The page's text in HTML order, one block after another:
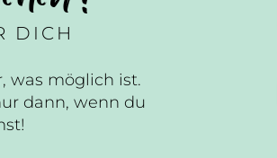
DICH
was möglich ist.
dann, wenn du